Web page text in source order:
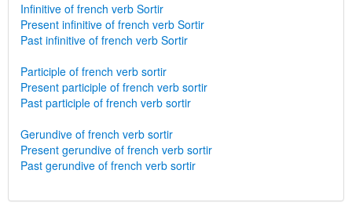
Infinitive of french verb Sortir
Present infinitive of french verb Sortir
Past infinitive of french verb Sortir
Participle of french verb sortir
Present participle of french verb sortir
Past participle of french verb sortir
Gerundive of french verb sortir
Present gerundive of french verb sortir
Past gerundive of french verb sortir